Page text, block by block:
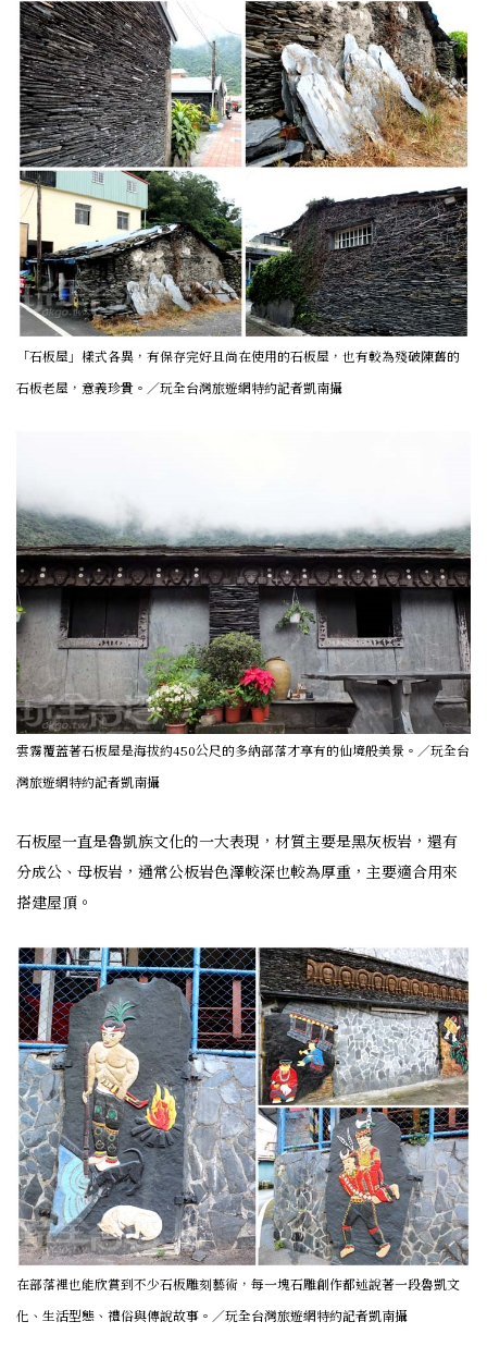
「石板屋」樣式各異，有保存完好且尚在使用的石板屋，也有較為殘破陳舊的
石板老屋，意義珍貴。／玩全台灣旅遊網特約記者凱南攝
雲霧覆蓋著石板屋是海拔約450公尺的多納部落才享有的仙境般美景。／玩全台
灣旅遊網特約記者凱南攝
石板屋一直是魯凱族文化的一大表現，材質主要是黑灰板岩，還有
分成公、母板岩，通常公板岩色澤較深也較為厚重，主要適合用來
搭建屋頂。
在部落裡也能欣賞到不少石板雕刻藝術，每一塊石雕創作都述說著一段魯凱文
化、生活型態、禮俗與傳說故事。／玩全台灣旅遊網特約記者凱南攝